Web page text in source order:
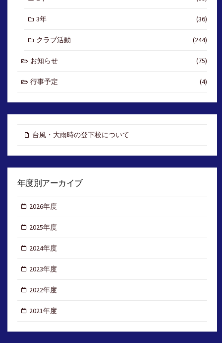
3年 (36)
クラブ活動 (244)
お知らせ (75)
行事予定 (4)
台風・大雨時の登下校について
年度別アーカイブ
2026年度
2025年度
2024年度
2023年度
2022年度
2021年度